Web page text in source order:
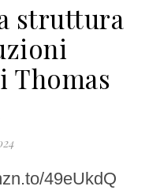
struttura
Thomas
49eUkdQ